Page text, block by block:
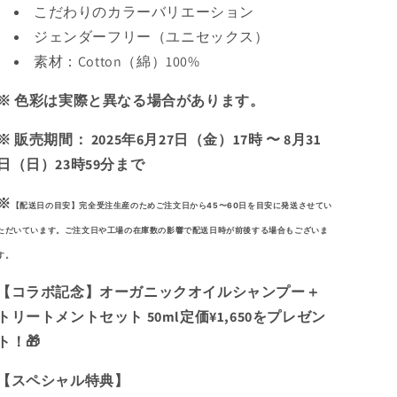
ツ
の
を
ら
す
ツ
の
数
を
や
す
こだわりのカラーバリエーション
ジェンダーフリー（ユニセックス）
素材：Cotton（綿）100%
色彩は実際と異なる場合があります。
販売期間： 2025年6月27日（金）17時 〜 8月31
（日）23時59分まで
【配送日の目安】完全受注生産のためご注文日から45〜60日を目安に発送させてい
だいています。 ご注文日や工場の在庫数の影響で配送日時が前後する場合もございま
。
コラボ記念】 オーガニックオイルシャンプー＋
リートメントセット 50ml定価¥1,650をプレゼン
！🎁
スペシャル特典】